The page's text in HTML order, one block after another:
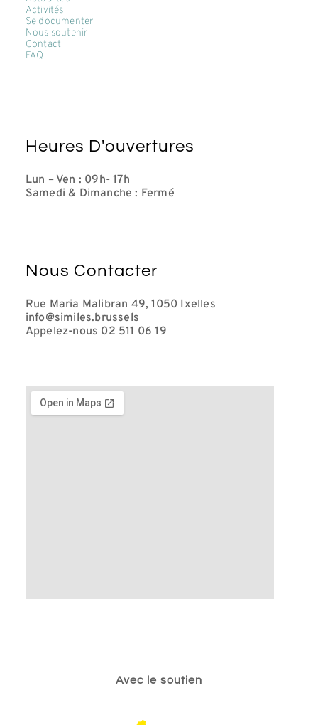
Activités
Se documenter
Nous soutenir
Contact
FAQ
Heures D'ouvertures
Lun – Ven : 09h- 17h
Samedi & Dimanche : Fermé
Nous Contacter
Rue Maria Malibran 49, 1050 Ixelles
info@similes.brussels
Appelez-nous 02 511 06 19
Avec le soutien